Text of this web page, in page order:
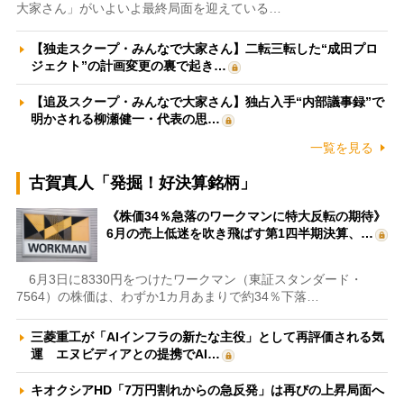
大家さん」がいよいよ最終局面を迎えている…
【独走スクープ・みんなで大家さん】二転三転した“成田プロ
ジェクト”の計画変更の裏で起き…
【追及スクープ・みんなで大家さん】独占入手“内部議事録”で
明かされる柳瀬健一・代表の思…
一覧を見る
古賀真人「発掘！好決算銘柄」
《株価34％急落のワークマンに特大反転の期待》
6月の売上低迷を吹き飛ばす第1四半期決算、…
6月3日に8330円をつけたワークマン（東証スタンダード・
7564）の株価は、わずか1カ月あまりで約34％下落…
三菱重工が「AIインフラの新たな主役」として再評価される気
運 エヌビディアとの提携でAI…
キオクシアHD「7万円割れからの急反発」は再びの上昇局面へ